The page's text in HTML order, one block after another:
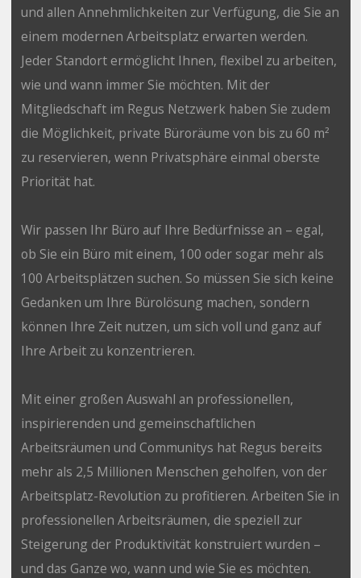
und allen Annehmlichkeiten zur Verfügung, die Sie an
einem modernen Arbeitsplatz erwarten werden.
Jeder Standort ermöglicht Ihnen, flexibel zu arbeiten,
wie und wann immer Sie möchten. Mit der
Mitgliedschaft im Regus Netzwerk haben Sie zudem
die Möglichkeit, private Büroräume von bis zu 60 m²
zu reservieren, wenn Privatsphäre einmal oberste
Priorität hat.
Wir passen Ihr Büro auf Ihre Bedürfnisse an – egal,
ob Sie ein Büro mit einem, 100 oder sogar mehr als
100 Arbeitsplätzen suchen. So müssen Sie sich keine
Gedanken um Ihre Bürolösung machen, sondern
können Ihre Zeit nutzen, um sich voll und ganz auf
Ihre Arbeit zu konzentrieren.
Mit einer großen Auswahl an professionellen,
inspirierenden und gemeinschaftlichen
Arbeitsräumen und Communitys hat Regus bereits
mehr als 2,5 Millionen Menschen geholfen, von der
Arbeitsplatz-Revolution zu profitieren. Arbeiten Sie in
professionellen Arbeitsräumen, die speziell zur
Steigerung der Produktivität konstruiert wurden –
und das Ganze wo, wann und wie Sie es möchten.